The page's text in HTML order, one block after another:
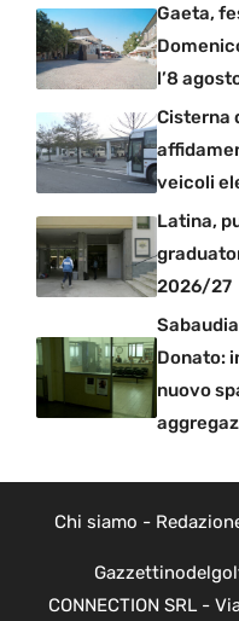
Gaeta,
l’8
Cisterna
veicoli
Latina,
2026/27
Donato:
nuovo
Chi siamo -
CONNECTION SRL -